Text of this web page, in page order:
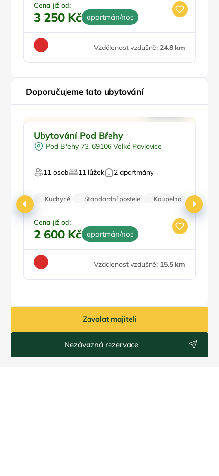
Cena již od:
3 250 Kč apartmán/noc
Vzdálenost vzdušně: 24.8 km
Doporučujeme tato ubytování
Sauna
U vody
Pro milovníky přírody
Pro milovníky vína
Ubytování Pod Břehy
Pod Břehy 73, 69106 Velké Pavlovice
11 osob 11 lůžek 2 apartmány
Kuchyně Standardní postele
Koupelna
Klimatizace
Parkování zdarma
Cena již od:
2 600 Kč apartmán/noc
Vzdálenost vzdušně: 15.5 km
Zavolat majiteli
Nezávazná rezervace